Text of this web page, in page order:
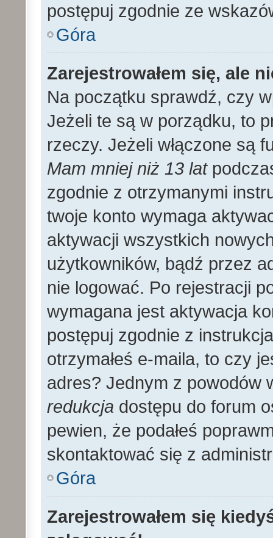
postępuj zgodnie ze
Góra
Zarejestrowałem się, ale
Na początku sprawdź, czy
Jeżeli te są w porządku, to
rzeczy. Jeżeli włączone są
Mam mniej niż 13 lat
zgodnie z otrzymanymi
twoje konto wymaga
aktywacji wszystkich
użytkowników, bądź przez
nie logować. Po rejestracji
wymagana jest aktywacja
postępuj zgodnie z
otrzymałeś e-maila, to czy
adres? Jednym z powodów
redukcja dostępu do forum
pewien, że podałeś
skontaktować się z
Góra
Zarejestrowałem się